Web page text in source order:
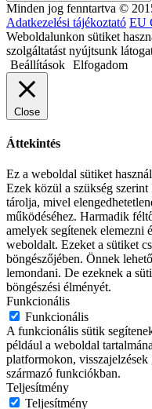
Minden jog fenntartva ©
Adatkezelési tájékoztató EU
Weboldalunkon sütiket
szolgáltatást nyújtsunk
Beállítások Elfogadom
Close
Áttekintés
Ez a weboldal sütiket
Ezek közül a szükség
tárolja, mivel
működéséhez. Harmadik
amelyek segítenek elemezni
weboldalt. Ezeket a sütiket
böngészőjében. Önnek
lemondani. De ezeknek a
böngészési élményét.
Funkcionális
Funkcionális
A funkcionális sütik
például a weboldal
platformokon,
származó funkciókban.
Teljesítmény
Teljesítmény